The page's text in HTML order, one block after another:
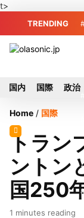
t>
TRENDING
国内 国際 政治
Home / 国際
トラン
ントン
国250
1 minutes reading